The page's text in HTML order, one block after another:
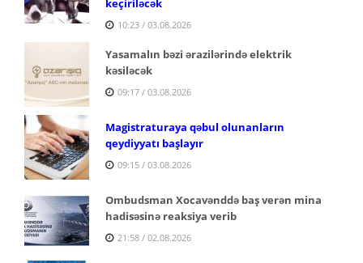
keçiriləcək
10:23 / 03.08.2026
Yasamalın bəzi ərazilərində elektrik
kəsiləcək
09:17 / 03.08.2026
Magistraturaya qəbul olunanların
qeydiyyatı başlayır
09:15 / 03.08.2026
Ombudsman Xocavənddə baş verən mina
hadisəsinə reaksiya verib
21:58 / 02.08.2026